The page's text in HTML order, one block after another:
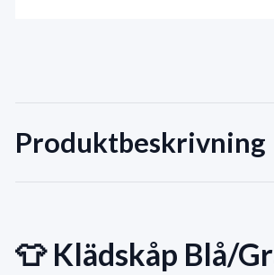
Produktbeskrivning
👕 Klädskåp Blå/